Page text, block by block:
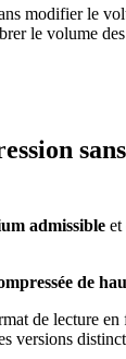
modifier le
le volume
admissible et
de
de lecture
versions